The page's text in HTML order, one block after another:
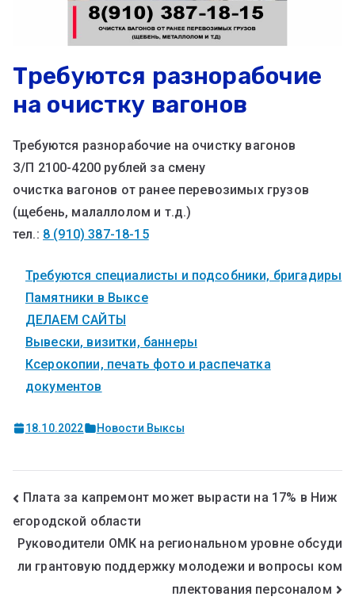
Требуются разнорабочие
на очистку вагонов
Требуются разнорабочие на очистку вагонов
З/П 2100-4200 рублей за смену
очистка вагонов от ранее перевозимых грузов
(щебень, малаллолом и т.д.)
тел.: 8 (910) 387-18-15
Требуются специалисты и подсобники, бригадиры
Памятники в Выксе
ДЕЛАЕМ САЙТЫ
Вывески, визитки, баннеры
Ксерокопии, печать фото и распечатка
документов
18.10.2022 Новости Выксы
Плата за капремонт может вырасти на 17% в Ниж
егородской области
Руководители ОМК на региональном уровне обсуди
ли грантовую поддержку молодежи и вопросы ком
плектования персоналом